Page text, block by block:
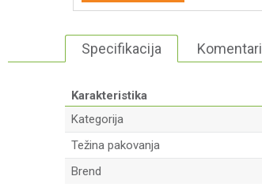
Specifikacija Komentari
Karakteristika
Kategorija
Težina pakovanja
Brend